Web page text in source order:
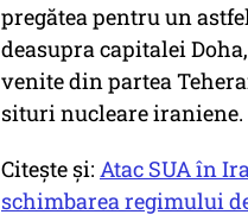
pregătea pentru un
deasupra capitalei
venite din partea
situri nucleare iraniene.
Citește și: Atac SUA în
schimbarea regimului